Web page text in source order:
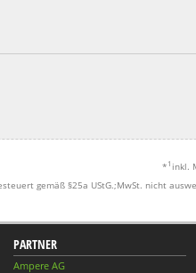
* 1 inkl.
gemäß §25a UStG.;MwSt. nicht
PARTNER
Ampere AG